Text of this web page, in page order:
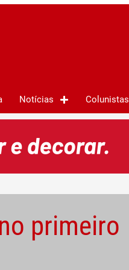
Notícias Colunistas
primeiro